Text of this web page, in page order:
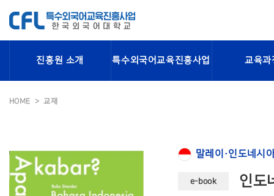
진흥원 소개 특수외국어교육진흥사업 교육과
HOME 교재
말레이·인도네시
e-book 인도